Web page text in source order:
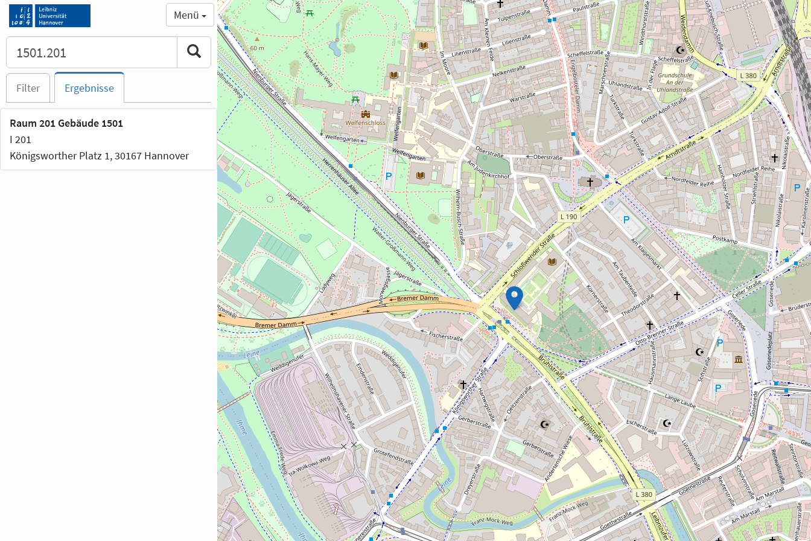
Menü
Filter Ergebnisse
Raum 201 Gebäude 1501
I 201
Königsworther Platz 1, 30167 Hannover